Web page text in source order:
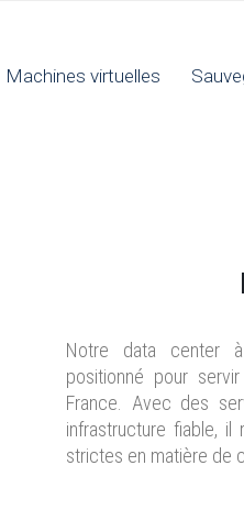
Machines virtuelles
Notre data center
positionné pour
France. Avec des
infrastructure fiable,
strictes en matière de